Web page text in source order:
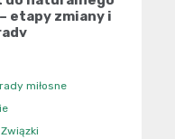
etapy zmiany i
miłosne
Związki